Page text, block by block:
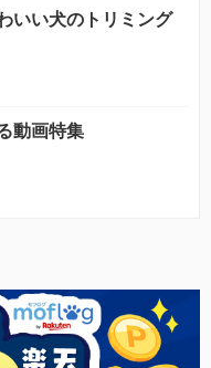
いい犬のトリミング
動画特集